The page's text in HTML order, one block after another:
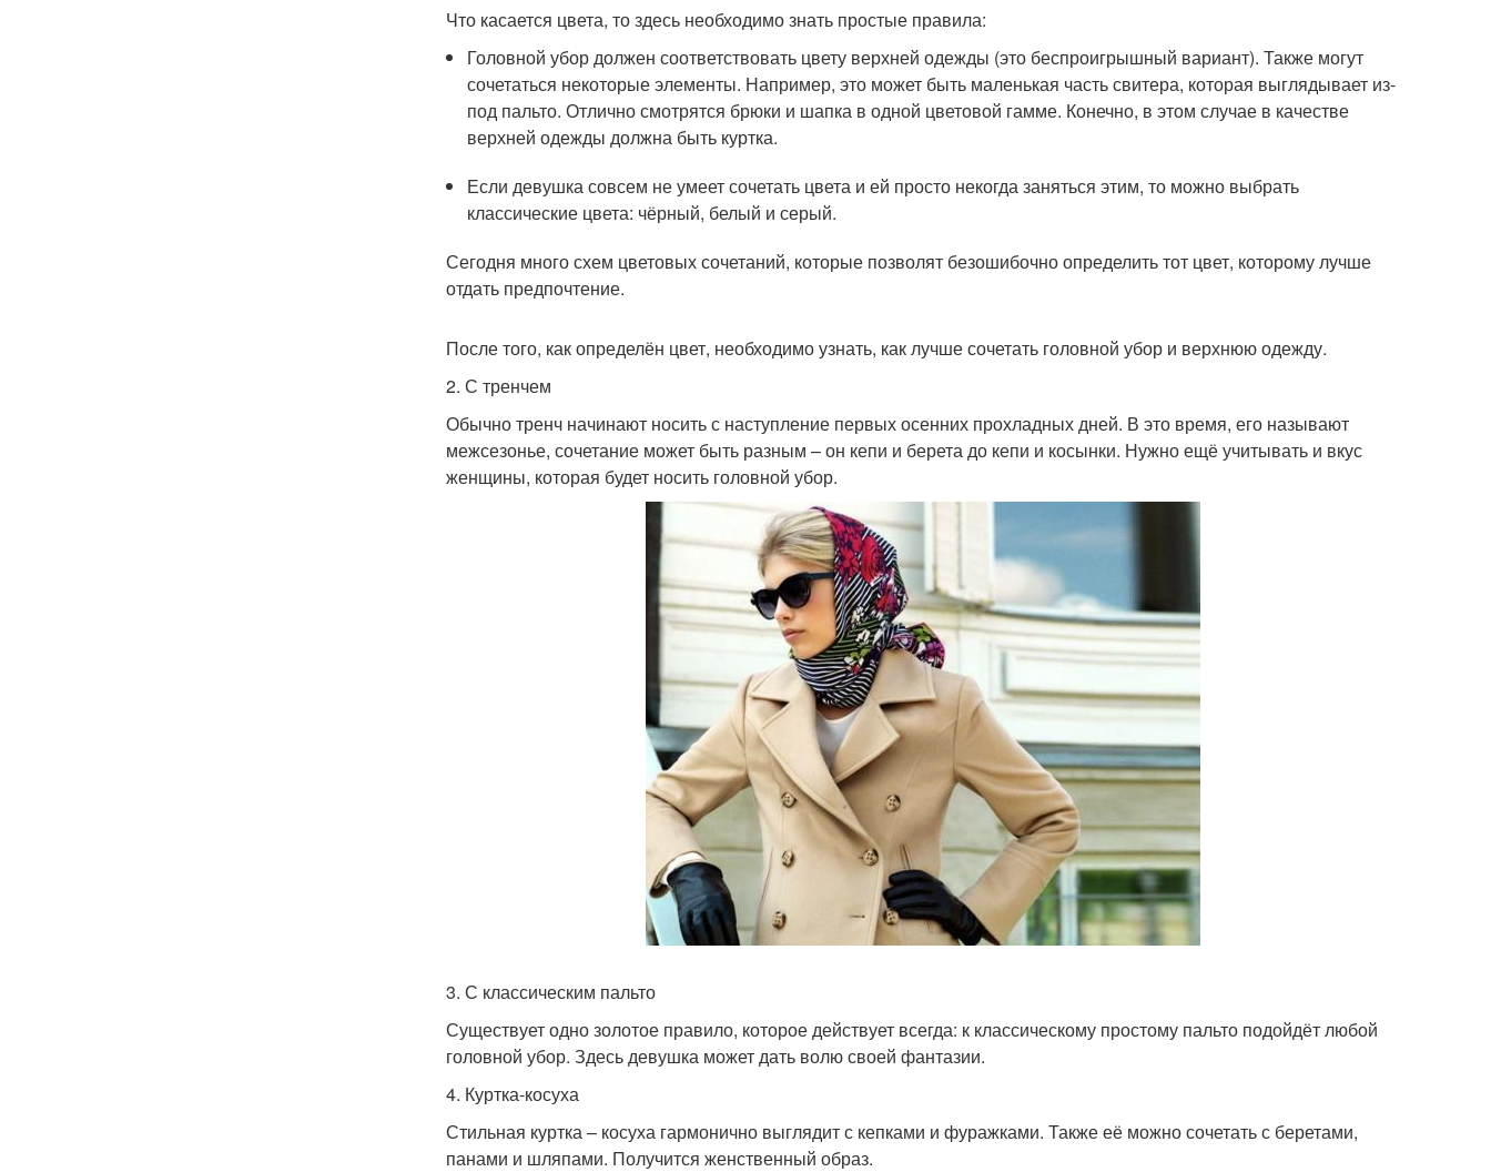
Что касается цвета, то здесь необходимо знать простые правила:
Головной убор должен соответствовать цвету верхней одежды (это беспроигрышный вариант). Также могут
сочетаться некоторые элементы. Например, это может быть маленькая часть свитера, которая выглядывает из-
под пальто. Отлично смотрятся брюки и шапка в одной цветовой гамме. Конечно, в этом случае в качестве
верхней одежды должна быть куртка.
Если девушка совсем не умеет сочетать цвета и ей просто некогда заняться этим, то можно выбрать
классические цвета: чёрный, белый и серый.
Сегодня много схем цветовых сочетаний, которые позволят безошибочно определить тот цвет, которому лучше
отдать предпочтение.
После того, как определён цвет, необходимо узнать, как лучше сочетать головной убор и верхнюю одежду.
2. С тренчем
Обычно тренч начинают носить с наступление первых осенних прохладных дней. В это время, его называют
межсезонье, сочетание может быть разным – он кепи и берета до кепи и косынки. Нужно ещё учитывать и вкус
женщины, которая будет носить головной убор.
3. С классическим пальто
Существует одно золотое правило, которое действует всегда: к классическому простому пальто подойдёт любой
головной убор. Здесь девушка может дать волю своей фантазии.
4. Куртка-косуха
Стильная куртка – косуха гармонично выглядит с кепками и фуражками. Также её можно сочетать с беретами,
панами и шляпами. Получится женственный образ.